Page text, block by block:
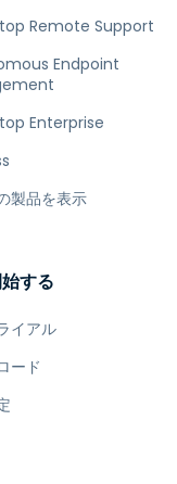
Remote Support
Endpoint
Enterprise
製品を表示
する
イアル
ード